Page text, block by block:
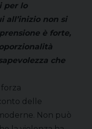
per lo
all’inizio non si
è forte,
che
forza
delle
Non può